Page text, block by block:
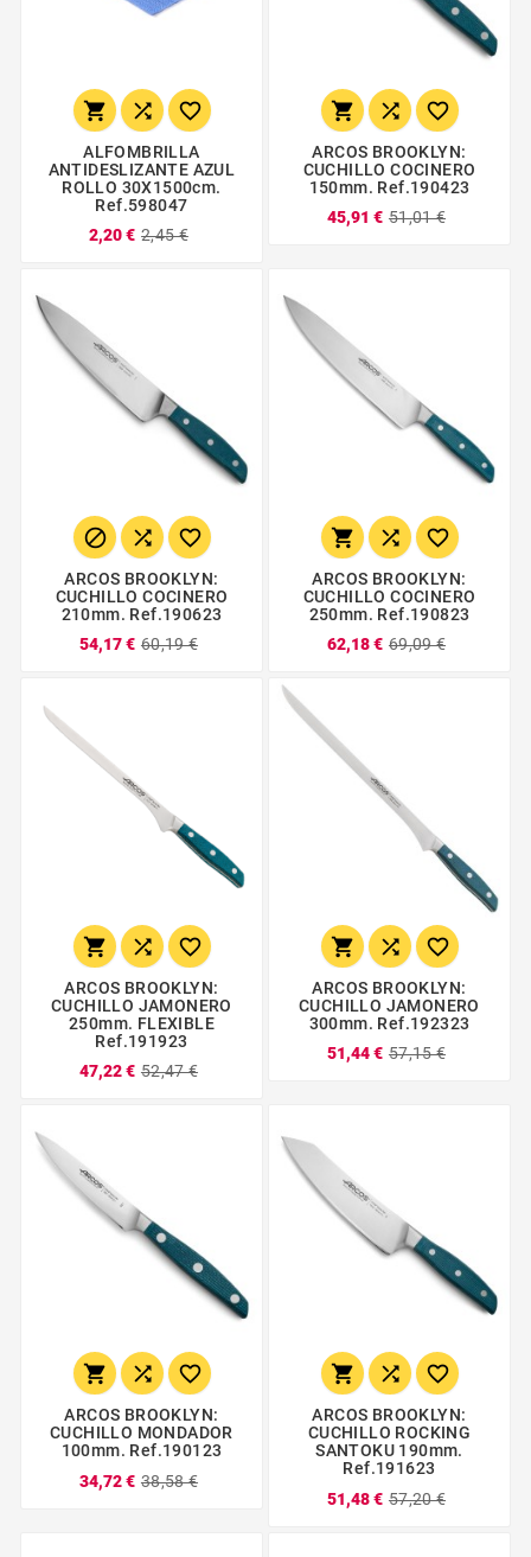
  
ALFOMBRILLA
ANTIDESLIZANTE AZUL
ROLLO 30X1500cm.
Ref.598047
2,20 € 2,45 €
  
ARCOS BROOKLYN:
CUCHILLO COCINERO
150mm. Ref.190423
45,91 € 51,01 €
  
ARCOS BROOKLYN:
CUCHILLO COCINERO
210mm. Ref.190623
54,17 € 60,19 €
  
ARCOS BROOKLYN:
CUCHILLO COCINERO
250mm. Ref.190823
62,18 € 69,09 €
  
ARCOS BROOKLYN:
CUCHILLO JAMONERO
250mm. FLEXIBLE
Ref.191923
47,22 € 52,47 €
  
ARCOS BROOKLYN:
CUCHILLO JAMONERO
300mm. Ref.192323
51,44 € 57,15 €
  
ARCOS BROOKLYN:
CUCHILLO MONDADOR
100mm. Ref.190123
34,72 € 38,58 €
  
ARCOS BROOKLYN:
CUCHILLO ROCKING
SANTOKU 190mm.
Ref.191623
51,48 € 57,20 €